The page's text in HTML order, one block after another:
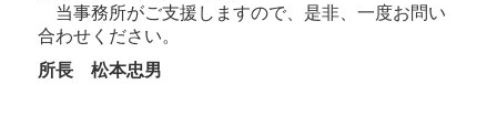
当事務所がご支援しますので、是非、一度お問い
合わせください。
所長 松本忠男